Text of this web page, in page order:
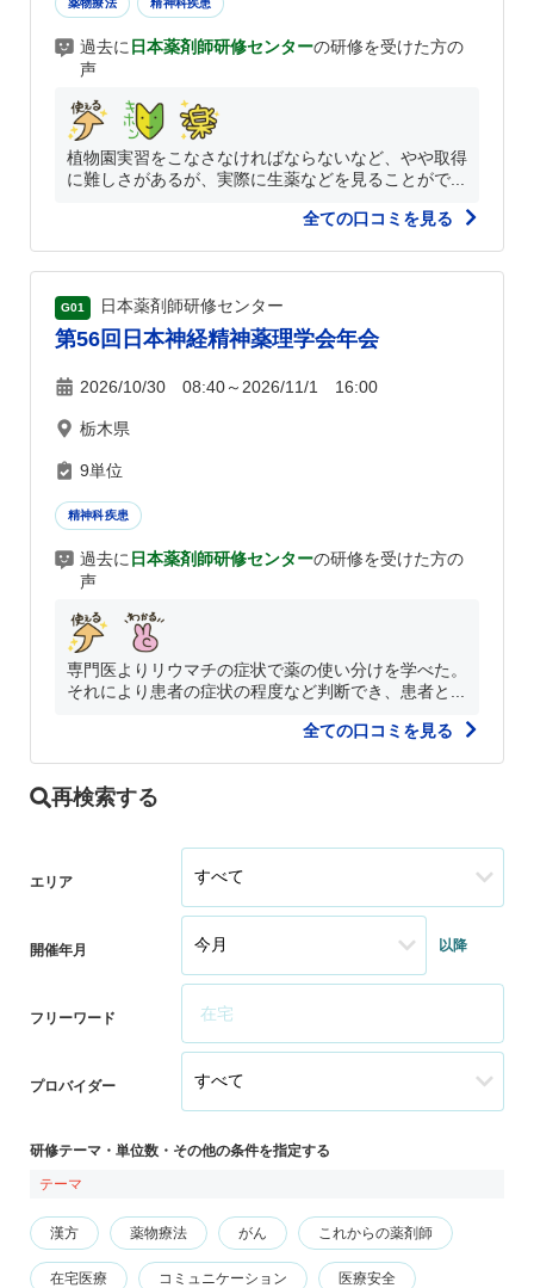
薬物療法 精神科疾患
過去に 日本薬剤師研修センターの研修を受けた方の
声
植物園実習をこなさなければならないなど、やや取得
に難しさがあるが、実際に生薬などを見ることがで...
全ての口コミを見る
G01 日本薬剤師研修センター
第56回日本神経精神薬理学会年会
2026/10/30 08:40～2026/11/1 16:00
栃木県
9単位
精神科疾患
過去に 日本薬剤師研修センターの研修を受けた方の
声
専門医よりリウマチの症状で薬の使い分けを学べた。
それにより患者の症状の程度など判断でき、患者と...
全ての口コミを見る
再検索する
エリア
開催年月 以降
フリーワード
プロバイダー
研修テーマ・単位数・その他の条件を指定する
テーマ
漢方 薬物療法 がん これからの薬剤師
在宅医療 コミュニケーション 医療安全